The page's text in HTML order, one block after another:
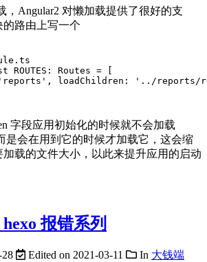
，Angular2 对懒加载提供了很好的支
路由上写一个
ROUTES: Routes = [
loadChildren: '../reports/
字段应用初始化的时候就不会加载
是会在用到它的时候才加载它，这会缩
载的文件大小，以此来提升应用的启动
报错系列
28 Edited on 2021-03-11 In 大钱端